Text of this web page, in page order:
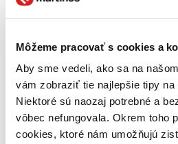
Môžeme pracovať s cookies a
Aby sme vedeli, ako sa na
vám zobraziť tie najlepšie tipy
Niektoré sú naozaj potrebné a
vôbec nefungovala. Okrem toho
cookies, ktoré nám umožňujú
Charlie Hunnam
Àstrid Bergès-Frisbey
Djimon Hounsou
Eric Bana
ďalší
Novinka režiséra Guye Ritchieho
klasický příběh formou nové akční
DVD film